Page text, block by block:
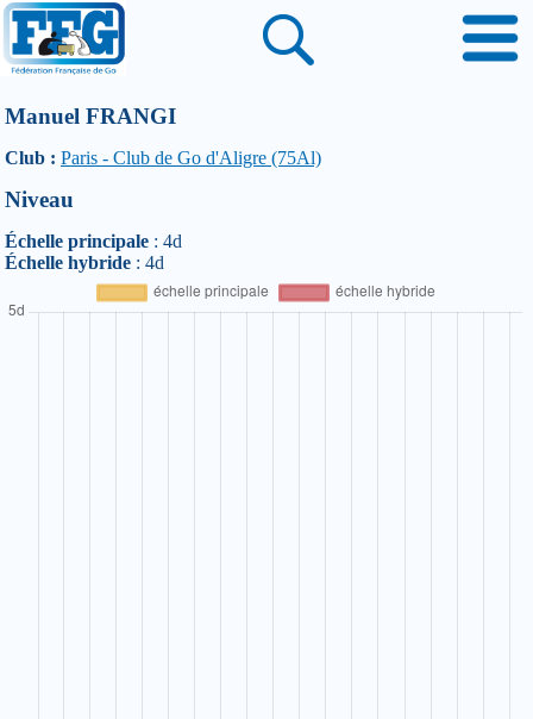
Manuel FRANGI
Club : Paris - Club de Go d'Aligre (75Al)
Niveau
Échelle principale : 4d
Échelle hybride : 4d